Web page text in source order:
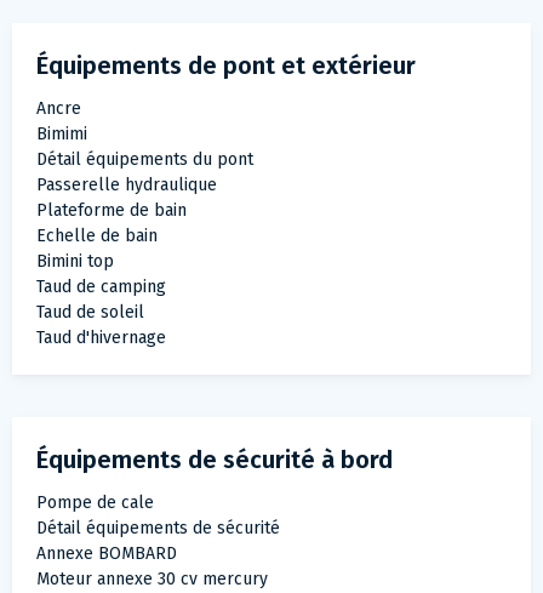
Équipements de pont et extérieur
Ancre
Bimimi
Détail équipements du pont
Passerelle hydraulique
Plateforme de bain
Echelle de bain
Bimini top
Taud de camping
Taud de soleil
Taud d'hivernage
Équipements de sécurité à bord
Pompe de cale
Détail équipements de sécurité
Annexe BOMBARD
Moteur annexe 30 cv mercury